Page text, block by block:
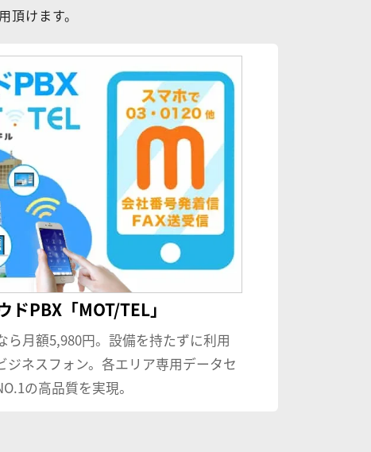
けます。
ドPBX「MOT/TEL」
ら月額5,980円。設備を持たずに利用
ジネスフォン。各エリア専用データセ
の高品質を実現。